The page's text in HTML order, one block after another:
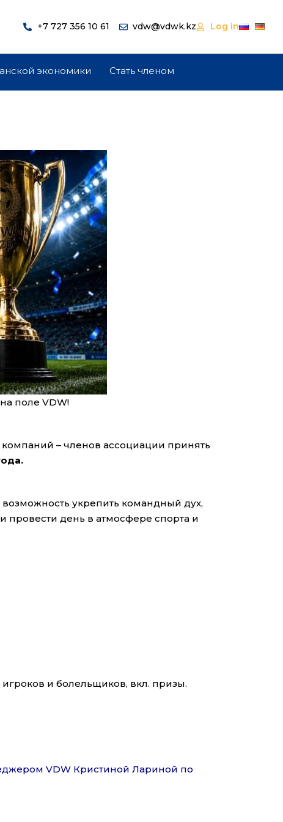
+7 727 356 10 61 vdw@vdwk.kz Log in
экономики Стать членом
поле VDW!
– членов ассоциации принять
укрепить командный дух,
провести день в атмосфере спорта и
игроков и болельщиков, вкл. призы.
VDW Кристиной Лариной по